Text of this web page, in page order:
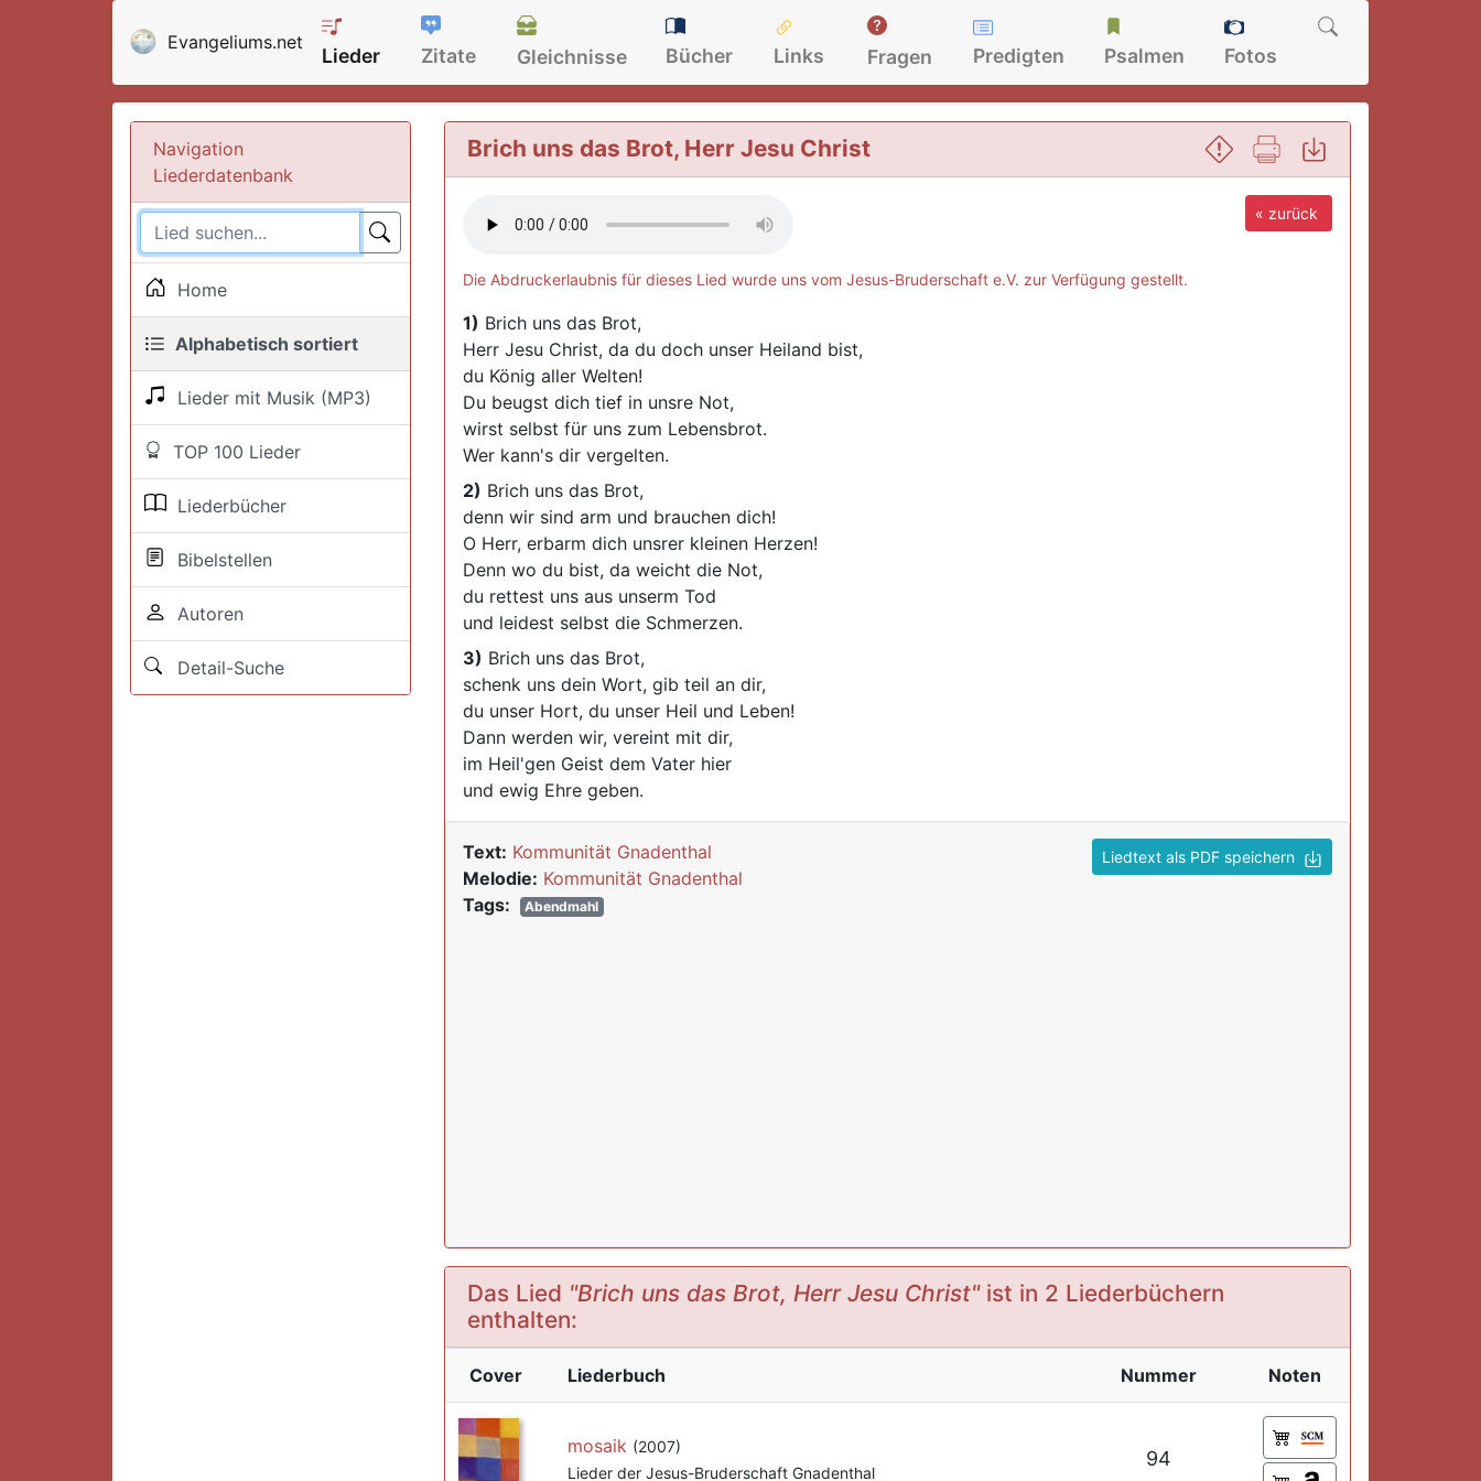
Evangeliums.net
Lieder Zitate Gleichnisse Bücher Links Fragen Predigten Psalmen Fotos
Navigation
Liederdatenbank
Home
Alphabetisch sortiert
Lieder mit Musik (MP3)
TOP 100 Lieder
Liederbücher
Bibelstellen
Autoren
Detail-Suche
Brich uns das Brot, Herr Jesu Christ
« zurück
Die Abdruckerlaubnis für dieses Lied wurde uns vom Jesus-Bruderschaft e.V. zur Verfügung gestellt.
1) Brich uns das Brot,
Herr Jesu Christ, da du doch unser Heiland bist,
du König aller Welten!
Du beugst dich tief in unsre Not,
wirst selbst für uns zum Lebensbrot.
Wer kann's dir vergelten.
2) Brich uns das Brot,
denn wir sind arm und brauchen dich!
O Herr, erbarm dich unsrer kleinen Herzen!
Denn wo du bist, da weicht die Not,
du rettest uns aus unserm Tod
und leidest selbst die Schmerzen.
3) Brich uns das Brot,
schenk uns dein Wort, gib teil an dir,
du unser Hort, du unser Heil und Leben!
Dann werden wir, vereint mit dir,
im Heil'gen Geist dem Vater hier
und ewig Ehre geben.
Liedtext als PDF speichern
Text: Kommunität Gnadenthal
Melodie: Kommunität Gnadenthal
Tags:
Abendmahl
Das Lied "Brich uns das Brot, Herr Jesu Christ"ist in 2 Liederbüchern
enthalten:
Cover Liederbuch Nummer Noten
mosaik (2007)
Lieder der Jesus-Bruderschaft Gnadenthal
94